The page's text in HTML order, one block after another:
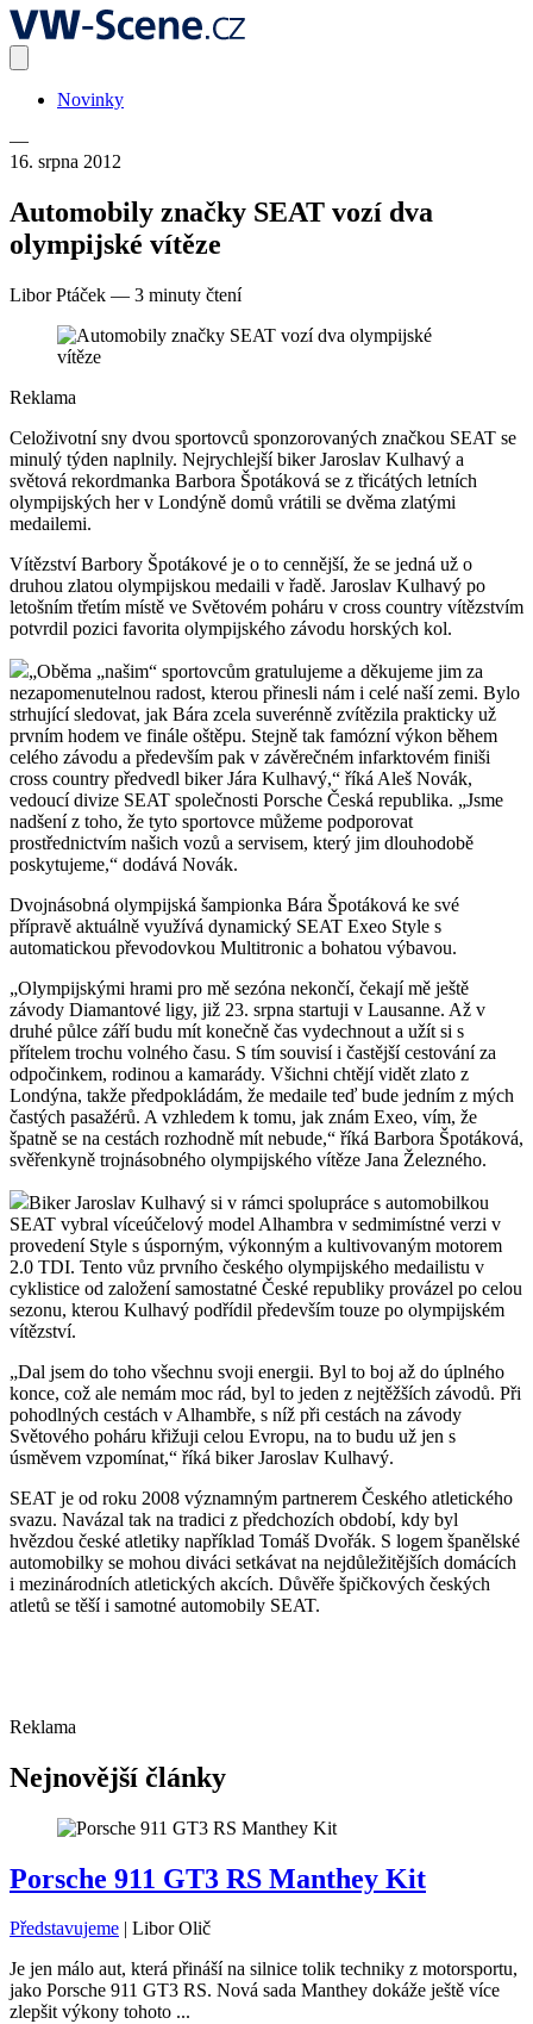
Novinky
—
16. srpna 2012
Automobily značky SEAT vozí dva
olympijské vítěze
Libor Ptáček — 3 minuty čtení
Reklama
Celoživotní sny dvou sportovců sponzorovaných značkou SEAT se
minulý týden naplnily. Nejrychlejší biker Jaroslav Kulhavý a
světová rekordmanka Barbora Špotáková se z třicátých letních
olympijských her v Londýně domů vrátili se dvěma zlatými
medailemi.
Vítězství Barbory Špotákové je o to cennější, že se jedná už o
druhou zlatou olympijskou medaili v řadě. Jaroslav Kulhavý po
letošním třetím místě ve Světovém poháru v cross country vítězstvím
potvrdil pozici favorita olympijského závodu horských kol.
„Oběma „našim“ sportovcům gratulujeme a děkujeme jim za
nezapomenutelnou radost, kterou přinesli nám i celé naší zemi. Bylo
strhující sledovat, jak Bára zcela suverénně zvítězila prakticky už
prvním hodem ve finále oštěpu. Stejně tak famózní výkon během
celého závodu a především pak v závěrečném infarktovém finiši
cross country předvedl biker Jára Kulhavý,“ říká Aleš Novák,
vedoucí divize SEAT společnosti Porsche Česká republika. „Jsme
nadšení z toho, že tyto sportovce můžeme podporovat
prostřednictvím našich vozů a servisem, který jim dlouhodobě
poskytujeme,“ dodává Novák.
Dvojnásobná olympijská šampionka Bára Špotáková ke své
přípravě aktuálně využívá dynamický SEAT Exeo Style s
automatickou převodovkou Multitronic a bohatou výbavou.
„Olympijskými hrami pro mě sezóna nekončí, čekají mě ještě
závody Diamantové ligy, již 23. srpna startuji v Lausanne. Až v
druhé půlce září budu mít konečně čas vydechnout a užít si s
přítelem trochu volného času. S tím souvisí i častější cestování za
odpočinkem, rodinou a kamarády. Všichni chtějí vidět zlato z
Londýna, takže předpokládám, že medaile teď bude jedním z mých
častých pasažérů. A vzhledem k tomu, jak znám Exeo, vím, že
špatně se na cestách rozhodně mít nebude,“ říká Barbora Špotáková,
svěřenkyně trojnásobného olympijského vítěze Jana Železného.
Biker Jaroslav Kulhavý si v rámci spolupráce s automobilkou
SEAT vybral víceúčelový model Alhambra v sedmimístné verzi v
provedení Style s úsporným, výkonným a kultivovaným motorem
2.0 TDI. Tento vůz prvního českého olympijského medailistu v
cyklistice od založení samostatné České republiky provázel po celou
sezonu, kterou Kulhavý podřídil především touze po olympijském
vítězství.
„Dal jsem do toho všechnu svoji energii. Byl to boj až do úplného
konce, což ale nemám moc rád, byl to jeden z nejtěžších závodů. Při
pohodlných cestách v Alhambře, s níž při cestách na závody
Světového poháru křižuji celou Evropu, na to budu už jen s
úsměvem vzpomínat,“ říká biker Jaroslav Kulhavý.
SEAT je od roku 2008 významným partnerem Českého atletického
svazu. Navázal tak na tradici z předchozích období, kdy byl
hvězdou české atletiky například Tomáš Dvořák. S logem španělské
automobilky se mohou diváci setkávat na nejdůležitějších domácích
i mezinárodních atletických akcích. Důvěře špičkových českých
atletů se těší i samotné automobily SEAT.
Reklama
Nejnovější články
Porsche 911 GT3 RS Manthey Kit
Představujeme | Libor Olič
Je jen málo aut, která přináší na silnice tolik techniky z motorsportu,
jako Porsche 911 GT3 RS. Nová sada Manthey dokáže ještě více
zlepšit výkony tohoto ...